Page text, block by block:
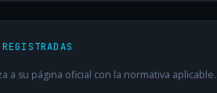
a su página oficial con la normativa aplicable.